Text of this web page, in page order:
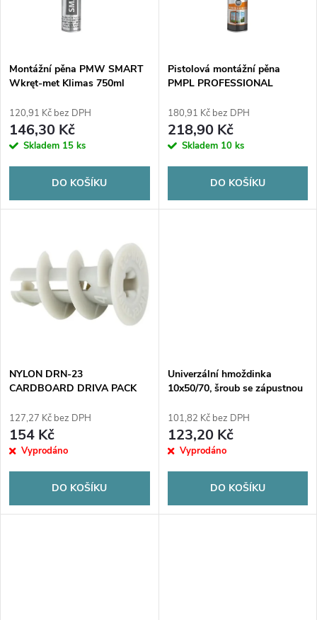
p
r
o
u
k
t
s
p
r
o
d
k
t
Montážní pěna PMW SMART
Wkręt-met Klimas 750ml
120,91 Kč bez DPH
146,30 Kč
Skladem 15 ks
DO KOŠÍKU
Pistolová montážní pěna
PMPL PROFESSIONAL
180,91 Kč bez DPH
218,90 Kč
Skladem 10 ks
DO KOŠÍKU
NYLON DRN-23
CARDBOARD DRIVA PACK
127,27 Kč bez DPH
154 Kč
Vyprodáno
DO KOŠÍKU
Univerzální hmoždinka
10x50/70, šroub se zápustnou
10050070 x 50ks)
101,82 Kč bez DPH
123,20 Kč
Vyprodáno
DO KOŠÍKU